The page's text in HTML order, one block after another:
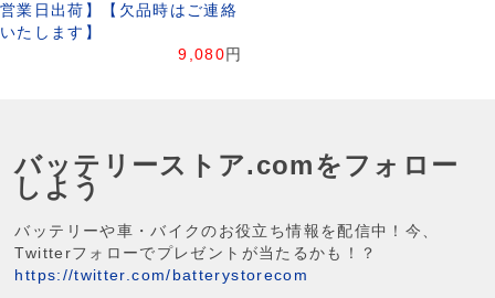
営業日出荷】【欠品時はご連絡
いたします】
9,080円
バッテリーストア.comをフォロー
しよう
バッテリーや車・バイクのお役立ち情報を配信中！今、
Twitterフォローでプレゼントが当たるかも！？
https://twitter.com/batterystorecom